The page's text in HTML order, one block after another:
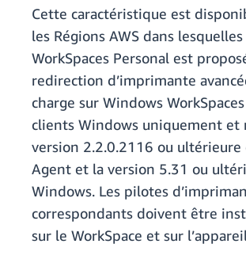
Cette caractéristique est
les Régions AWS dans
WorkSpaces Personal est
redirection d’imprimante
charge sur Windows
clients Windows uniquement et
version 2.2.0.2116 ou ultérieure
Agent et la version 5.31 ou
Windows. Les pilotes
correspondants doivent être
sur le WorkSpace et sur